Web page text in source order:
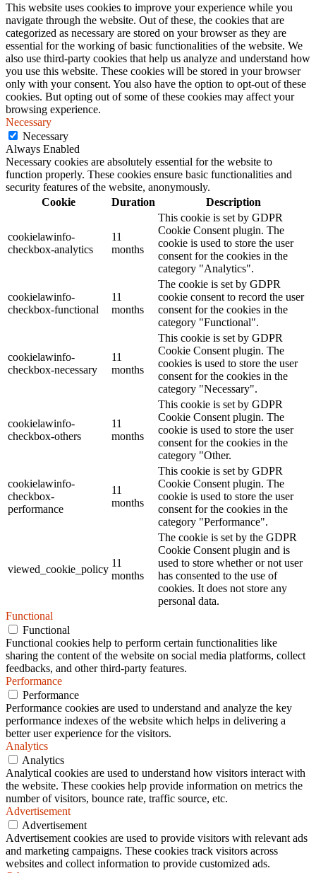
This website uses cookies to improve your experience while you
navigate through the website. Out of these, the cookies that are
categorized as necessary are stored on your browser as they are
essential for the working of basic functionalities of the website. We
also use third-party cookies that help us analyze and understand how
you use this website. These cookies will be stored in your browser
only with your consent. You also have the option to opt-out of these
cookies. But opting out of some of these cookies may affect your
browsing experience.
Necessary
Necessary
Always Enabled
Necessary cookies are absolutely essential for the website to
function properly. These cookies ensure basic functionalities and
security features of the website, anonymously.
Cookie
Duration Description
cookielawinfo-
checkbox-analytics
11
months
This cookie is set by GDPR
Cookie Consent plugin. The
cookie is used to store the user
consent for the cookies in the
category "Analytics".
cookielawinfo-
checkbox-functional
11
months
The cookie is set by GDPR
cookie consent to record the user
consent for the cookies in the
category "Functional".
cookielawinfo-
checkbox-necessary
11
months
This cookie is set by GDPR
Cookie Consent plugin. The
cookies is used to store the user
consent for the cookies in the
category "Necessary".
cookielawinfo-
checkbox-others
11
months
This cookie is set by GDPR
Cookie Consent plugin. The
cookie is used to store the user
consent for the cookies in the
category "Other.
cookielawinfo-
checkbox-
performance
11
months
This cookie is set by GDPR
Cookie Consent plugin. The
cookie is used to store the user
consent for the cookies in the
category "Performance".
viewed_cookie_policy
11
months
The cookie is set by the GDPR
Cookie Consent plugin and is
used to store whether or not user
has consented to the use of
cookies. It does not store any
personal data.
Functional
Functional
Functional cookies help to perform certain functionalities like
sharing the content of the website on social media platforms, collect
feedbacks, and other third-party features.
Performance
Performance
Performance cookies are used to understand and analyze the key
performance indexes of the website which helps in delivering a
better user experience for the visitors.
Analytics
Analytics
Analytical cookies are used to understand how visitors interact with
the website. These cookies help provide information on metrics the
number of visitors, bounce rate, traffic source, etc.
Advertisement
Advertisement
Advertisement cookies are used to provide visitors with relevant ads
and marketing campaigns. These cookies track visitors across
websites and collect information to provide customized ads.